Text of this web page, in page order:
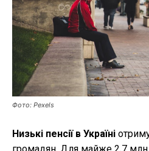
Публікації
ФОП
Курс валют
Фото: Pexels
Низькі пенсії в Україні